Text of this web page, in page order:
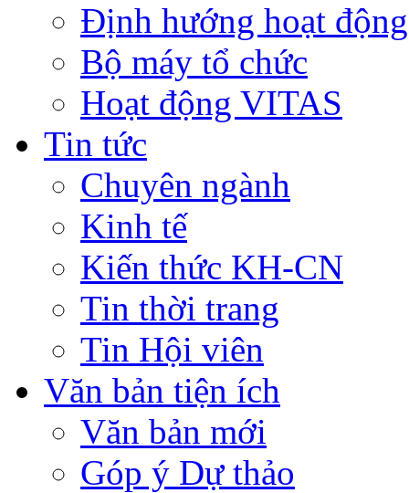
Định hướng hoạt động
Bộ máy tổ chức
Hoạt động VITAS
Tin tức
Chuyên ngành
Kinh tế
Kiến thức KH-CN
Tin thời trang
Tin Hội viên
Văn bản tiện ích
Văn bản mới
Góp ý Dự thảo